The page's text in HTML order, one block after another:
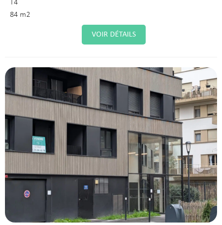
T4
84 m2
VOIR DÉTAILS